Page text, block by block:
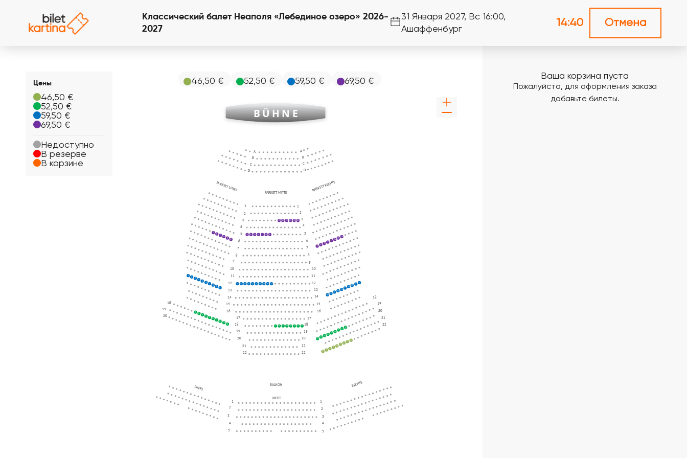
Классический балет Неаполя «Лебединое озеро» 2026-
2027
31 Января 2027, Вс 16:00,
Ашаффенбург
14:39 Отмена
Ваша корзина пуста
Пожалуйста, для оформления заказа
добавьте билеты.
Цены
46,50 €
52,50 €
59,50 €
69,50 €
Недоступно
В резерве
В корзине
46,50 € 52,50 € 59,50 € 69,50 €
A
B
C
D
A
B
C
D
1
2
3
4
5
6
7
8
9
10
11
12
13
14
15
16
17
18
19
20
21
22
1
2
3
4
5
6
7
8
9
10
11
12
13
14
15
16
17
18
19
20
21
22
18
19
20
21
22
18
19
20
1
2
3
4
5
1
2
3
4
5
MITTE
RECHTS
LINKS BALKON
PARKETT MITTE
PARKETT RECHTS
PARKETT LINKS
20 21 22 23 24 25
13 14 16 17 19
11 12 13 14 15 16 17 18 19 20
25 26 27 28 29 30 31 32
7
9
10
11
12
1
2
3
4
6
7
9
10
36
35
34
33
32
31
30
29
41
40
39
38
37
36
35
34
33
32
7
9
10
11
12
13
14
15
16
33
34
35
36
37
38
39
40
41
16
17
18
19
20
21
22
23
BÜHNE